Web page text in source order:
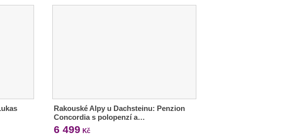
Rakouské Alpy u Dachsteinu: Penzion
Concordia s polopenzí a…
6 499 Kč